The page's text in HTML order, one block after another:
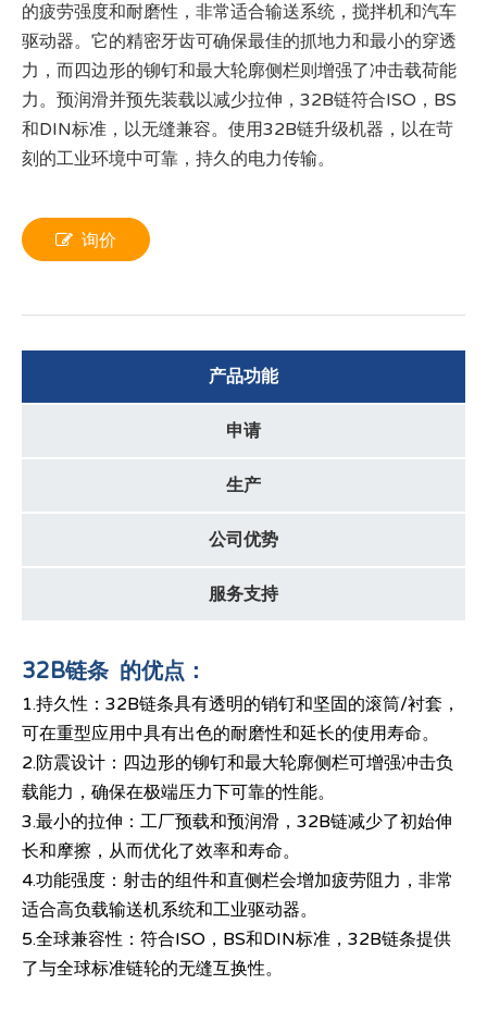
的疲劳强度和耐磨性，非常适合输送系统，搅拌机和汽车
驱动器。它的精密牙齿可确保最佳的抓地力和最小的穿透
力，而四边形的铆钉和最大轮廓侧栏则增强了冲击载荷能
力。预润滑并预先装载以减少拉伸，32B链符合ISO，BS
和DIN标准，以无缝兼容。使用32B链升级机器，以在苛
刻的工业环境中可靠，持久的电力传输。
询价
产品功能
申请
生产
公司优势
服务支持
32B链条 的优点：
1.持久性：32B链条具有透明的销钉和坚固的滚筒/衬套，
可在重型应用中具有出色的耐磨性和延长的使用寿命。
2.防震设计：四边形的铆钉和最大轮廓侧栏可增强冲击负
载能力，确保在极端压力下可靠的性能。
3.最小的拉伸：工厂预载和预润滑，32B链减少了初始伸
长和摩擦，从而优化了效率和寿命。
4.功能强度：射击的组件和直侧栏会增加疲劳阻力，非常
适合高负载输送机系统和工业驱动器。
5.全球兼容性：符合ISO，BS和DIN标准，32B链条提供
了与全球标准链轮的无缝互换性。